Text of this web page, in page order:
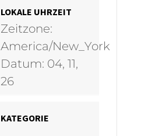
LOKALE UHRZEIT
Zeitzone:
America/New_York
Datum: 04, 11,
26
KATEGORIE